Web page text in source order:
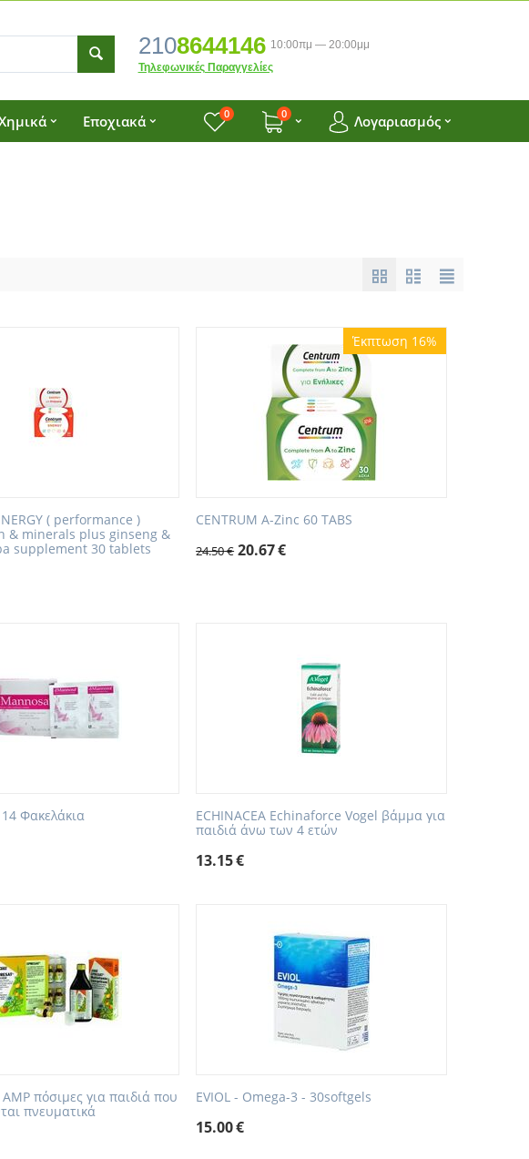
2108644146 10:00πμ — 20:00μμ
Τηλεφωνικές Παραγγελίες
Εποχιακά Λογαριασμός
0
0
( performance )
& minerals plus ginseng &
supplement 30 tablets
Έκπτωση 16%
CENTRUM A-Zinc 60 TABS
24.50€ 20.67€
Φακελάκια
ECHINACEA Echinaforce Vogel βάμμα για
παιδιά άνω των 4 ετών
13.15€
AMP πόσιμες για παιδιά που
πνευματικά
EVIOL - Omega-3 - 30softgels
15.00€